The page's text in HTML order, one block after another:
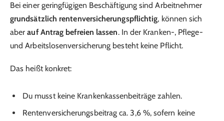
Bei einer geringfügigen Beschäftigung sind Arbeitnehmer
grundsätzlich rentenversicherungspflichtig, können sich
aberauf Antrag befreien lassen. In der Kranken-, Pflege-
und Arbeitslosenversicherung besteht keine Pflicht.
Das heißt konkret:
Du musst keine Krankenkassenbeiträge zahlen.
Rentenversicherungsbeitrag ca. 3,6 %, sofern keine